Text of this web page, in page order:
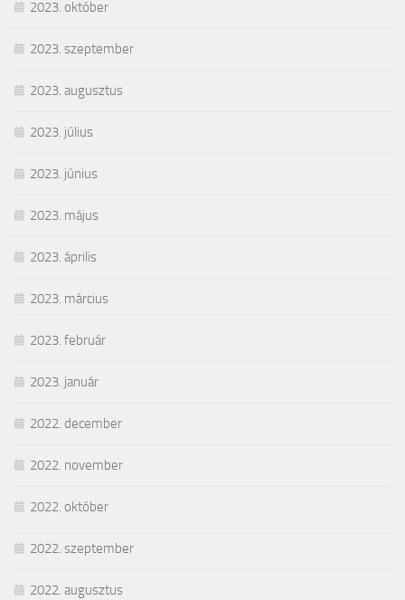
2023. október
2023. szeptember
2023. augusztus
2023. július
2023. június
2023. május
2023. április
2023. március
2023. február
2023. január
2022. december
2022. november
2022. október
2022. szeptember
2022. augusztus